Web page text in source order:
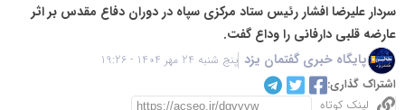
سردار علیرضا افشار رئیس ستاد مرکزی سپاه در دوران دفاع مقدس بر اثر
عارضه قلبی دارفانی را وداع گفت.
پایگاه خبری گفتمان یزد پنج شنبه 24 مهر 1404 - 19:26
اشتراک گذاری:
لینک کوتاه